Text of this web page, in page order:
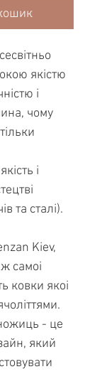
якістю
і
чому
і
та сталі).
Kiev,
ж самоі
ковки якоі
- це
який